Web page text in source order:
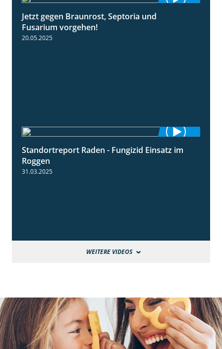
Jetzt gegen Braunrost, Septoria und
Fusarium vorgehen!
20.05.2025
5:29
Standortreport Raden - Fungizid Einsatz im
Roggen
31.03.2025
WEITERE VIDEOS